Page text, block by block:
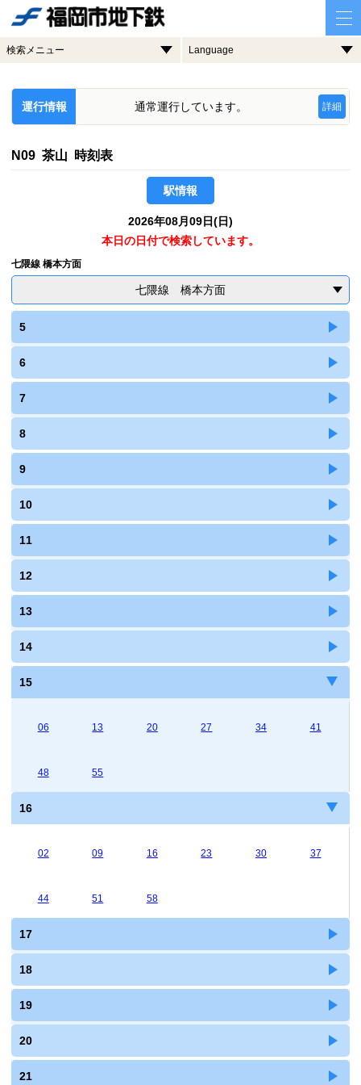
検索メニュー Language
運行情報 通常運行しています。 詳細
N09 茶山 時刻表
駅情報
2026年08月09日(日)
本日の日付で検索しています。
七隈線 橋本方面
七隈線 橋本方面
5
6
7
8
9
10
11
12
13
14
15
06 13 20 27 34 41
48 55
16
02 09 16 23 30 37
44 51 58
17
18
19
20
21